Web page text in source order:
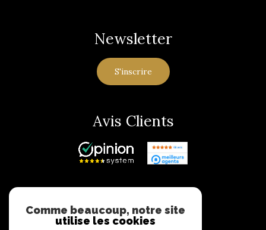
Newsletter
S'inscrire
Avis Clients
Adhérents
Comme beaucoup, notre site
utilise les cookies